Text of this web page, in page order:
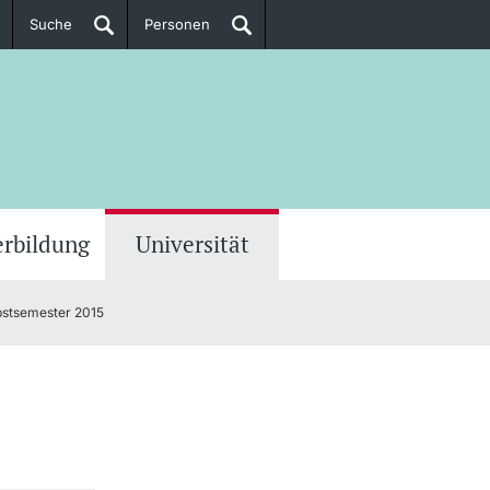
Suche Personen
Universität
2015